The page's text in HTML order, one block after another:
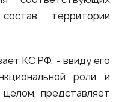
территории
КС РФ, - ввиду его
роли и
представляет